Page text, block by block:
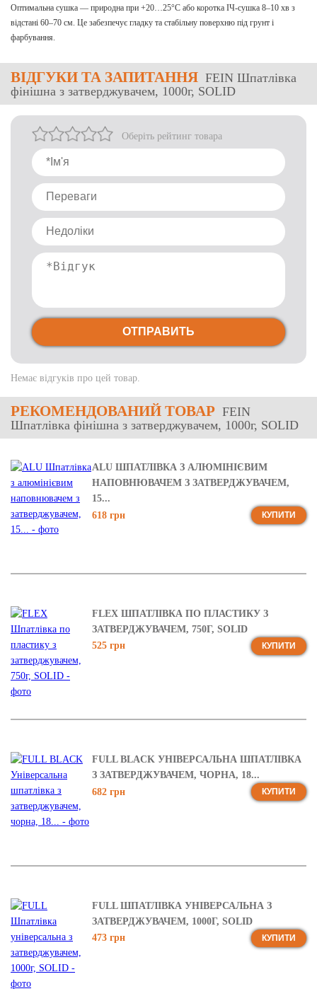
Оптимальна сушка — природна при +20…25°C або коротка ІЧ-сушка 8–10 хв з
відстані 60–70 см. Це забезпечує гладку та стабільну поверхню під грунт і
фарбування.
ВІДГУКИ ТА ЗАПИТАННЯ FEIN Шпатлівка
фінішна з затверджувачем, 1000г, SOLID
Немає відгуків про цей товар.
Оберіть рейтинг товара
ОТПРАВИТЬ
РЕКОМЕНДОВАНИЙ ТОВАР FEIN
Шпатлівка фінішна з затверджувачем, 1000г, SOLID
ALU ШПАТЛІВКА З АЛЮМІНІЄВИМ
НАПОВНЮВАЧЕМ З ЗАТВЕРДЖУВАЧЕМ,
15...
618 грн
КУПИТИ
FLEX ШПАТЛІВКА ПО ПЛАСТИКУ З
ЗАТВЕРДЖУВАЧЕМ, 750Г, SOLID
525 грн
КУПИТИ
FULL BLACK УНІВЕРСАЛЬНА ШПАТЛІВКА
З ЗАТВЕРДЖУВАЧЕМ, ЧОРНА, 18...
682 грн
КУПИТИ
FULL ШПАТЛІВКА УНІВЕРСАЛЬНА З
ЗАТВЕРДЖУВАЧЕМ, 1000Г, SOLID
473 грн
КУПИТИ